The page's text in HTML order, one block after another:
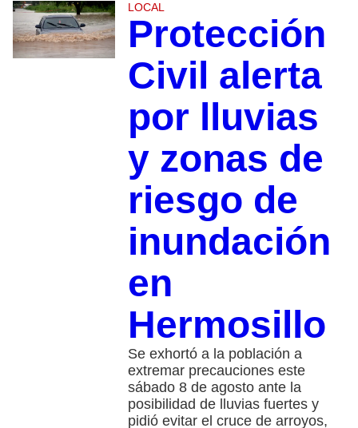
LOCAL
Protección
Civil alerta
por lluvias
y zonas de
riesgo de
inundación
en
Hermosillo
Se exhortó a la población a
extremar precauciones este
sábado 8 de agosto ante la
posibilidad de lluvias fuertes y
pidió evitar el cruce de arroyos,